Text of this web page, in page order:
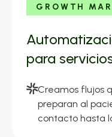
GROWTH
para
Creamos flujos
preparan al
contacto hasta